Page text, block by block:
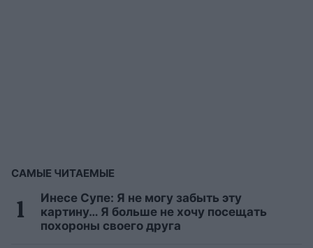
САМЫЕ ЧИТАЕМЫЕ
Инесе Супе: Я не могу забыть эту
картину… Я больше не хочу посещать
похороны своего друга